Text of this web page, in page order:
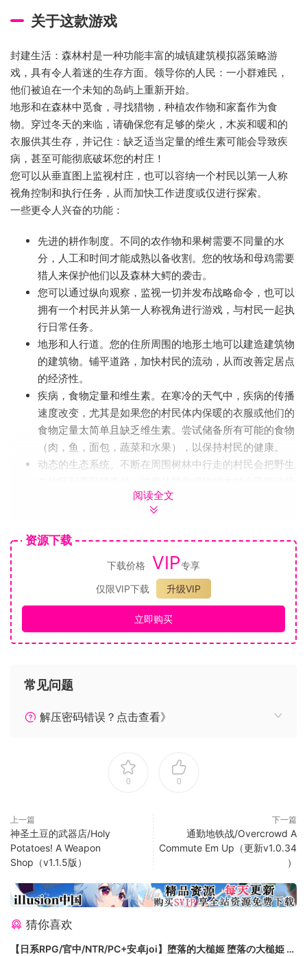
关于这款游戏
封建生活：森林村是一种功能丰富的城镇建筑模拟器策略游
戏，具有令人着迷的生存方面。领导你的人民：一小群难民，
他们被迫在一个未知的岛屿上重新开始。
地形和在森林中觅食，寻找猎物，种植农作物和家畜作为食
物。穿过冬天的来临，请确保您有足够的柴火，木炭和暖和的
衣服供其生存，并记住：缺乏适当定量的维生素可能会导致疾
病，甚至可能彻底破坏您的村庄！
您可以从垂直图上监视村庄，也可以容纳一个村民以第一人称
视角控制和执行任务，从而加快工作进度或仅进行探索。
一些更令人兴奋的功能：
先进的耕作制度。不同的农作物和果树需要不同量的水
分，人工和时间才能成熟以备收割。您的牧场和母鸡需要
猎人来保护他们以及森林大鳄的袭击。
您可以通过纵向观察，监视一切并发布战略命令，也可以
拥有一个村民并从第一人称视角进行游戏，与村民一起执
行日常任务。
地形和人行道。您的住所周围的地形土地可以建造建筑物
的建筑物。铺平道路，加快村民的流动，从而改善定居点
的经济性。
疾病，食物定量和维生素。在寒冷的天气中，疾病的传播
速度改变，尤其是如果您的村民体内保暖的衣服或他们的
食物定量太简单且缺乏维生素。尝试储备所有可能的食物
（肉，鱼，面包，蔬菜和水果），以保持村民的健康。
动态的生态系统。不断在周围树林中行走的村民会把野生
物灭绝，从而降低肉类，生皮，蘑菇，造成和草药的流通
实时天气和季节系统。季节会影响村庄的需求：夏季的干
旱会灌溉农民给庄稼浇水，雨天会约会农民挖沟渠以替换
多余的水，冬天，您将需要柴火和暖衣服给村民。
士气和人口增长。让您的村民开心，他们的家庭就会成
长-而言，如果他们的需求得到满足！生活在人满为患的
旅馆中，无法满足的要求，甚至见证村民的灭亡，都会降
低士气和实力。
屋，甚至倒塌的树木。确保您准备好应对这些挑战！
将可以使用AI，动画，任务和资源管理，导航，声音和许
的游戏脚本进行完全更改。
操作系统：Windows 7（SP1）
内存：2 GB RAM
显卡：GeForce GTX 560 / Radeon HD 6850
DirectX版本：11
存储空间：需要400 MB可用空间
阅读全文
资源下载
下载价格 VIP专享
仅限VIP下载
升级VIP
立即购买
常见问题
解压密码错误？点击查看》
0 0
上一篇
神圣土豆的武器店/Holy
Potatoes! A Weapon
Shop（v1.1.5版）
下一篇
通勤地铁战/Overcrowd A
Commute Em Up（更新v1.0.34
）
猜你喜欢
【日系RPG/官中/NTR/PC+安卓joi】堕落的大槌姬 堕落の大槌姫 官